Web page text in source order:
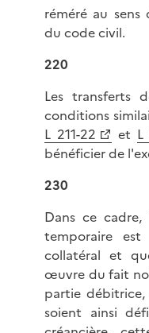
réméré au sens
du code civil.
220
Les transferts
conditions
L 211-22
et L
bénéficier de
230
Dans ce
temporaire
collatéral et
œuvre du fait
partie
soient ainsi